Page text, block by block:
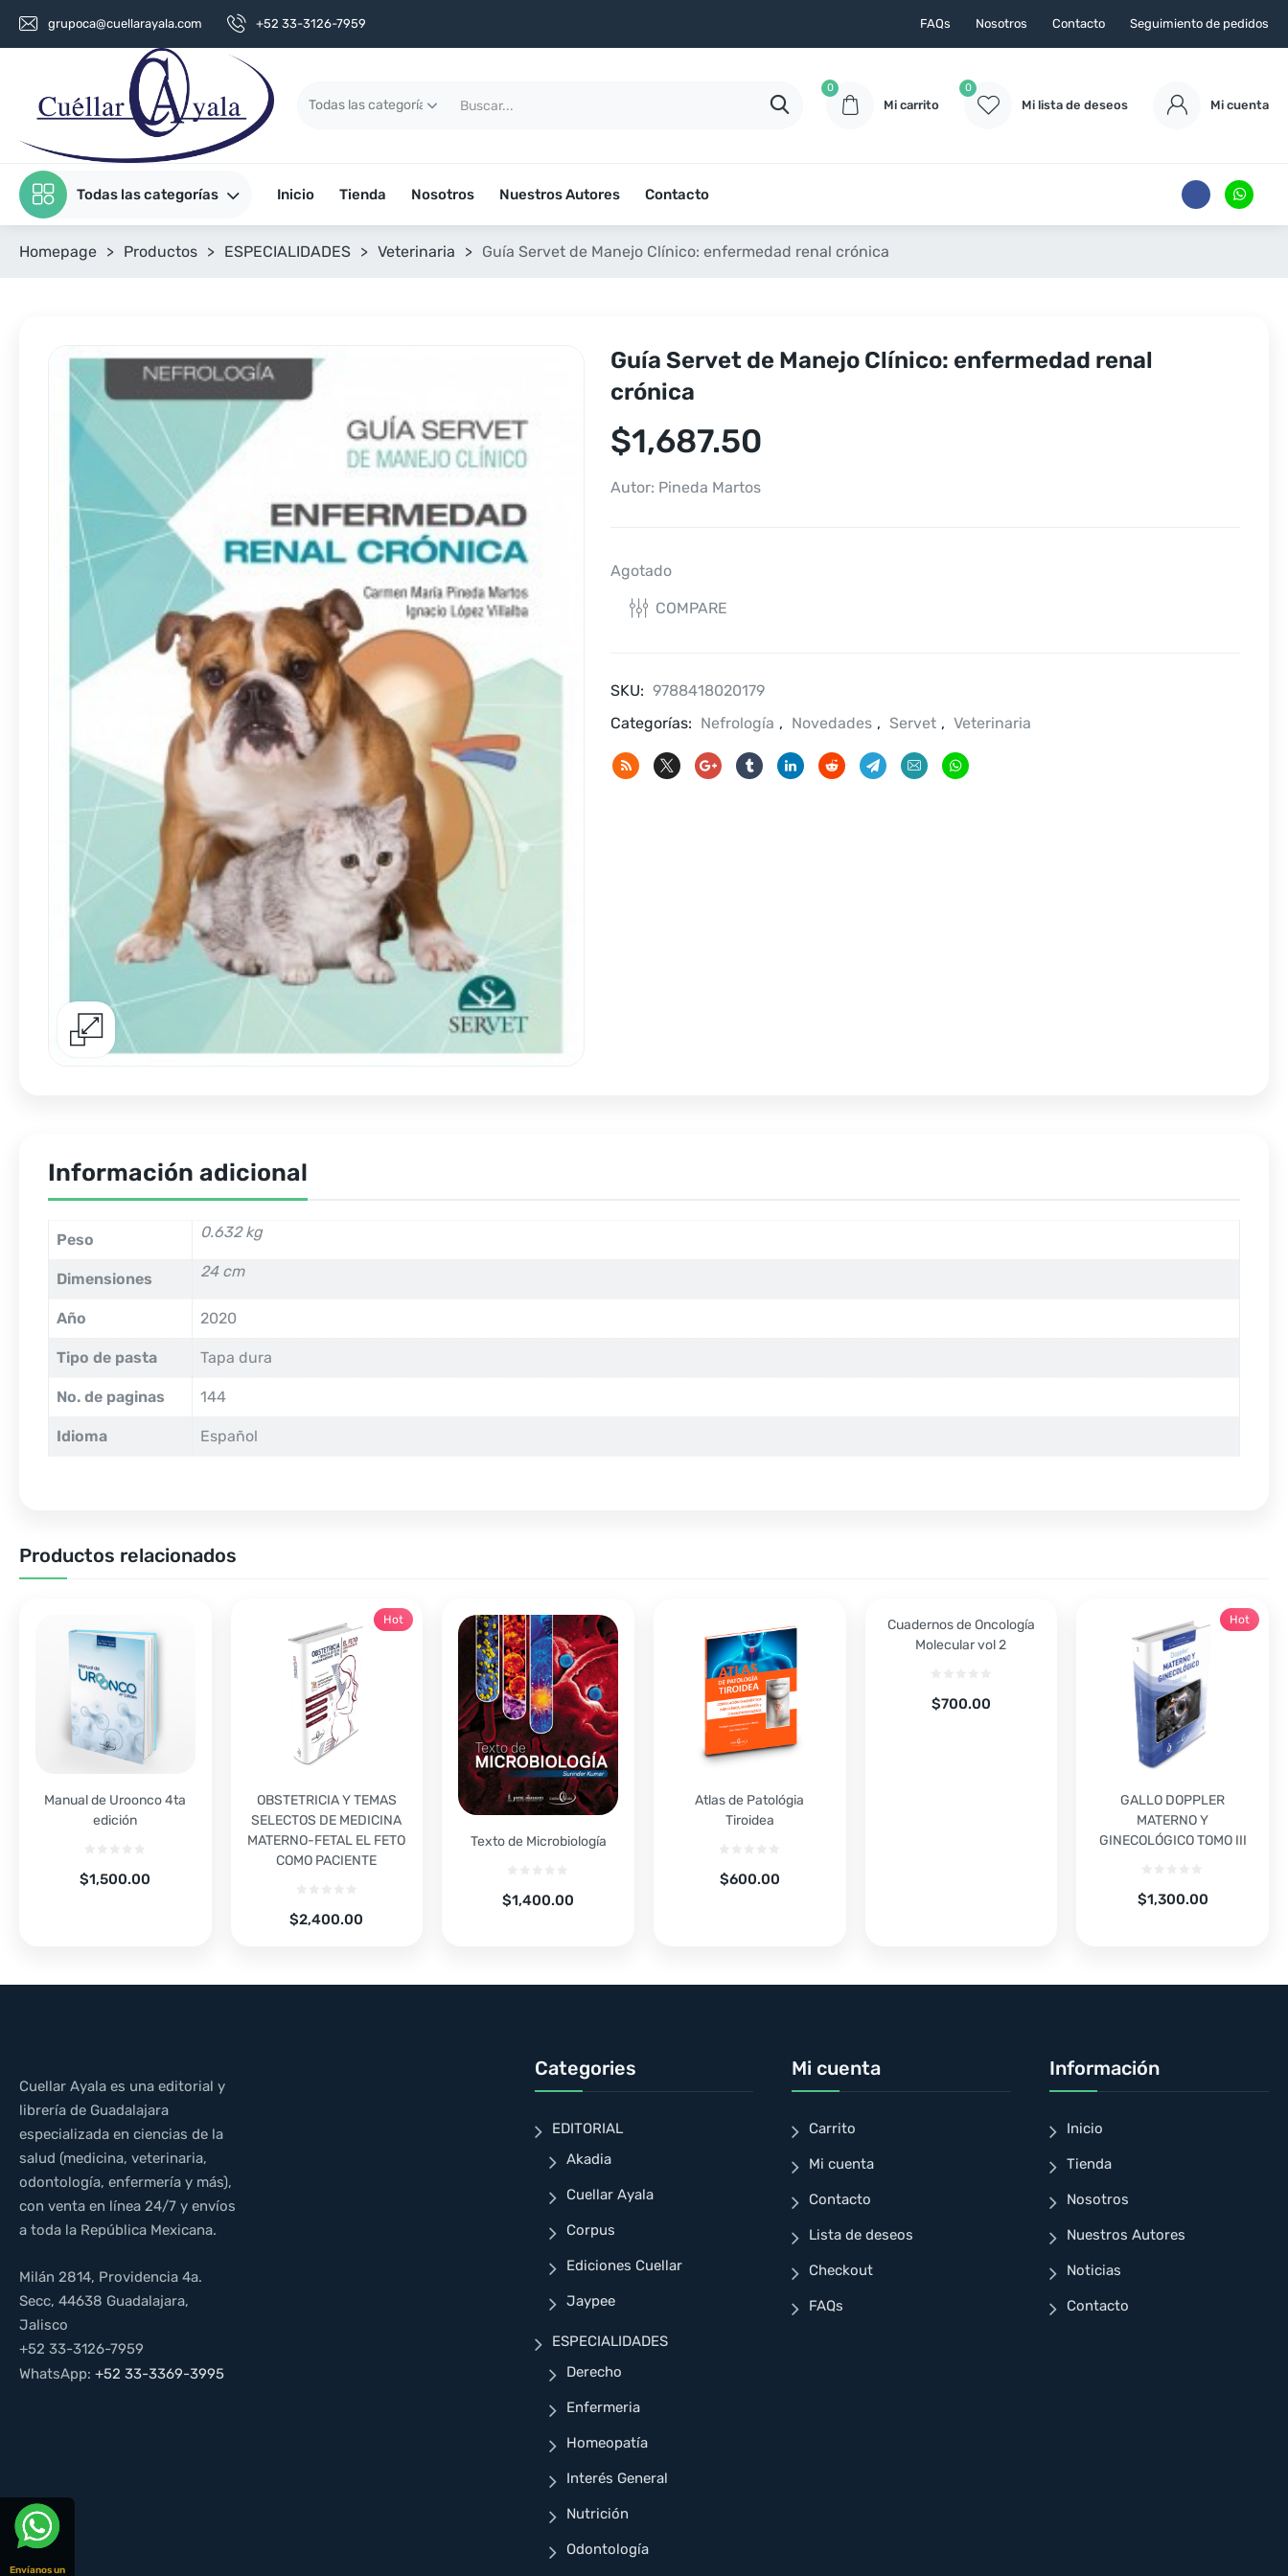
grupoca@cuellarayala.com +52 33-3126-7959 FAQs Nosotros Contacto Seguimiento de pedidos
0
Mi carrito
0
Mi lista de deseos Mi cuenta
Todas las categorías Inicio Tienda Nosotros Nuestros Autores Contacto
Homepage > Productos > ESPECIALIDADES > Veterinaria > Guía Servet de Manejo Clínico: enfermedad renal crónica
Guía Servet de Manejo Clínico: enfermedad renal
crónica
$1,687.50
Autor: Pineda Martos
Agotado
COMPARE
SKU: 9788418020179
Categorías: Nefrología , Novedades , Servet , Veterinaria
Información adicional
Peso 0.632 kg
Dimensiones 24 cm
Año 2020
Tipo de pasta Tapa dura
No. de paginas 144
Idioma Español
Productos relacionados
Manual de Uroonco 4ta
edición
$1,500.00
OBSTETRICIA Y TEMAS
SELECTOS DE MEDICINA
MATERNO-FETAL EL FETO
COMO PACIENTE
$2,400.00
Hot
Texto de Microbiología
$1,400.00
Atlas de Patológia
Tiroidea
$600.00
Cuadernos de Oncología
Molecular vol 2
$700.00
GALLO DOPPLER
MATERNO Y
GINECOLÓGICO TOMO III
$1,300.00
Hot
Cuellar Ayala es una editorial y
librería de Guadalajara
especializada en ciencias de la
salud (medicina, veterinaria,
odontología, enfermería y más),
con venta en línea 24/7 y envíos
a toda la República Mexicana.
Milán 2814, Providencia 4a.
Secc, 44638 Guadalajara,
Jalisco
+52 33-3126-7959
WhatsApp: +52 33-3369-3995
Categories
EDITORIAL
Akadia
Cuellar Ayala
Corpus
Ediciones Cuellar
Jaypee
ESPECIALIDADES
Derecho
Enfermeria
Homeopatía
Interés General
Nutrición
Odontología
Mi cuenta
Carrito
Mi cuenta
Contacto
Lista de deseos
Checkout
FAQs
Información
Inicio
Tienda
Nosotros
Nuestros Autores
Noticias
Contacto
Envíanos un